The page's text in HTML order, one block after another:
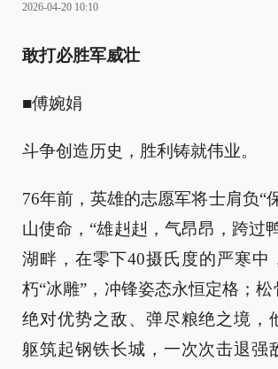
2026-04-20 10:10
敢打必胜军威壮
■傅婉娟
斗争创造历史，胜利铸就伟业。
76年前，英雄的志愿军将士肩负“
山使命，“雄赳赳，气昂昂，跨过
湖畔，在零下40摄氏度的严寒中
朽“冰雕”，冲锋姿态永恒定格；
绝对优势之敌、弹尽粮绝之境，
躯筑起钢铁长城，一次次击退强